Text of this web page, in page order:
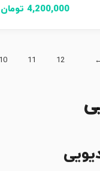
4,200,000 تومان
10 11 12